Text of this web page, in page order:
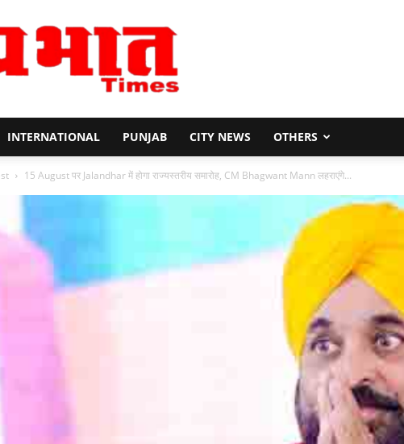
Prabhat
INTERNATIONAL PUNJAB CITY NEWS OTHERS
15 August पर Jalandhar में होगा राज्यस्तरीय समारोह, CM Bhagwant Mann लहराएंगे...